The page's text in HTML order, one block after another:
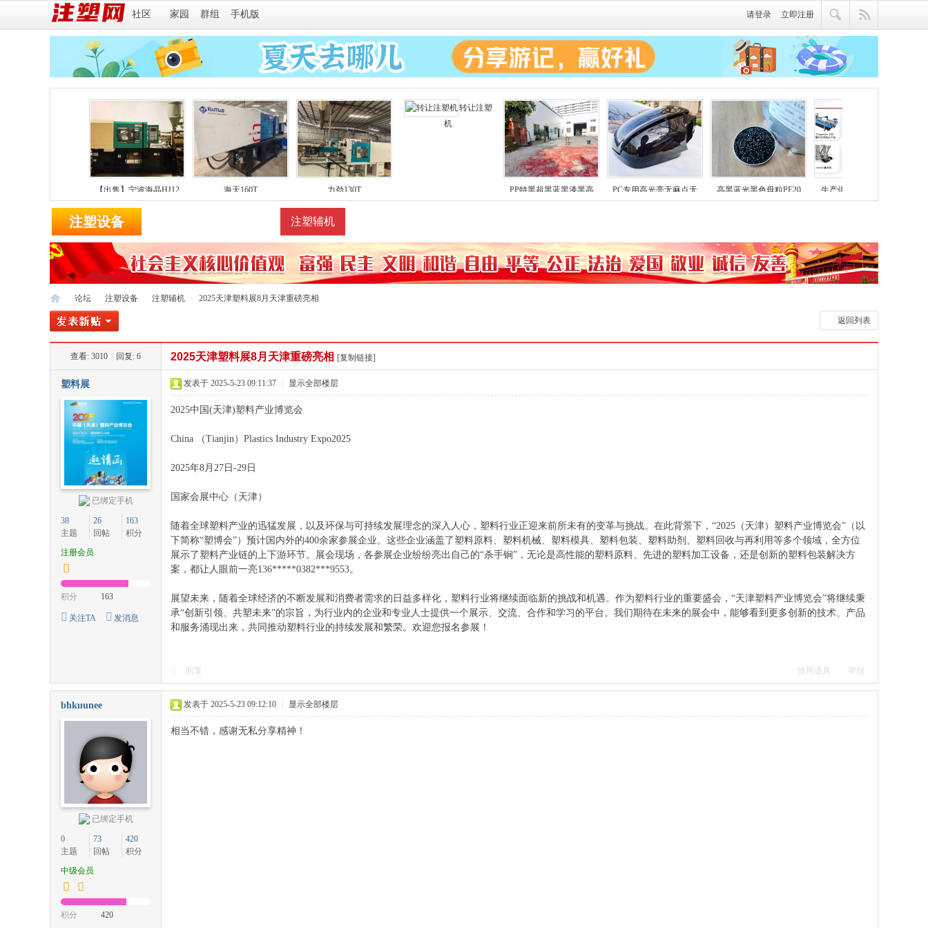
社区 家园 群组 手机版 请登录 立即注册
向右滚动
【出售】宁波海晶HJ12 海天160T 力劲130T
转让注塑
机
PP特黑超黑蓝黑漆黑高 PC专用高光亮无麻点无 高黑蓝光黑色母粒PE20 生产供应各类型全新料
注塑设备 注塑辅机
论坛
›
注塑设备 注塑辅机
›
2025天津塑料展8月天津重磅亮相
返回列表
查看: 3010 回复: 6 2025天津塑料展8月天津重磅亮相 [复制链接]
塑料展
已绑定手机
38
主题
26
回帖
163
积分
注册会员
积分 163
关注TA 发消息
发表于 2025-5-23 09:11:37 显示全部楼层
2025中国(天津)塑料产业博览会
China （Tianjin）Plastics Industry Expo2025
2025年8月27日-29日
国家会展中心（天津）
随着全球塑料产业的迅猛发展，以及环保与可持续发展理念的深入人心，塑料行业正迎来前所未有的变革与挑战。在此背景下，“2025（天津）塑料产业博览会”（以
下简称“塑博会”）预计国内外的400余家参展企业。这些企业涵盖了塑料原料、塑料机械、塑料模具、塑料包装、塑料助剂、塑料回收与再利用等多个领域，全方位
展示了塑料产业链的上下游环节。展会现场，各参展企业纷纷亮出自己的“杀手锏”，无论是高性能的塑料原料、先进的塑料加工设备，还是创新的塑料包装解决方
案，都让人眼前一亮136*****0382***9553。
展望未来，随着全球经济的不断发展和消费者需求的日益多样化，塑料行业将继续面临新的挑战和机遇。作为塑料行业的重要盛会，“天津塑料产业博览会”将继续秉
承“创新引领、共塑未来”的宗旨，为行业内的企业和专业人士提供一个展示、交流、合作和学习的平台。我们期待在未来的展会中，能够看到更多创新的技术、产品
和服务涌现出来，共同推动塑料行业的持续发展和繁荣。欢迎您报名参展！
回复 使用道具 举报
bhkuunee
已绑定手机
0
主题
73
回帖
420
积分
中级会员
积分 420
发表于 2025-5-23 09:12:10 显示全部楼层
相当不错，感谢无私分享精神！